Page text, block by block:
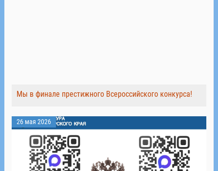
Мы в финале престижного Всероссийского конкурса!
26 мая 2026